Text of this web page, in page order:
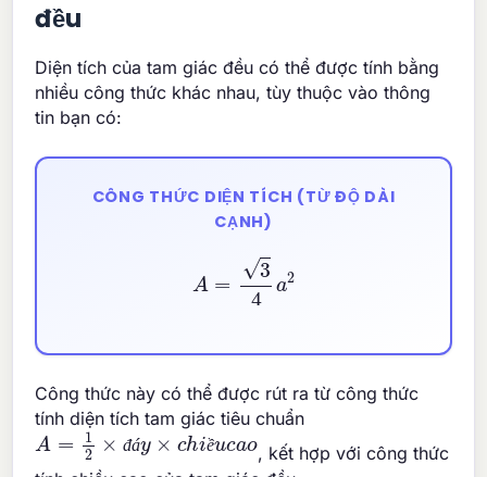
đều
Diện tích của tam giác đều có thể được tính bằng
nhiều công thức khác nhau, tùy thuộc vào thông
tin bạn có:
CÔNG THỨC DIỆN TÍCH (TỪ ĐỘ DÀI
CẠNH)
4a
Công thức này có thể được rút ra từ công thức
tính diện tích tam giác tiêu chuẩn
đá ề
A=12×đáy×ch ềuc ao
, kết hợp với công thức